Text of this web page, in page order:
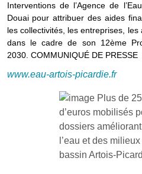
Interventions de l’Agence de
Douai pour attribuer des aides
les collectivités, les entreprises,
dans le cadre de son 12ème
2030. COMMUNIQUÉ DE PRESSE
www.eau-artois-picardie.fr